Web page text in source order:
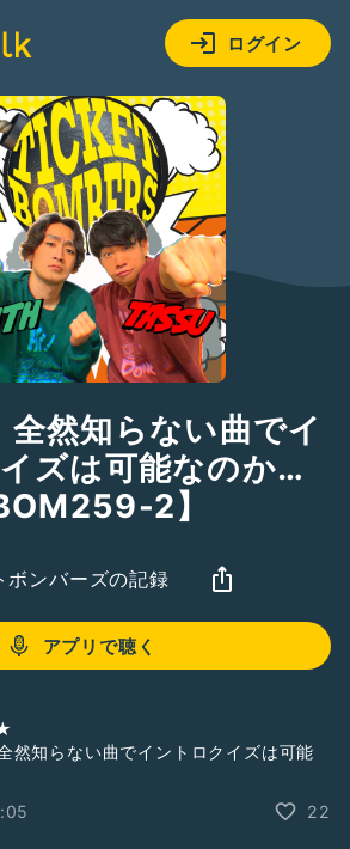
ログイン
全然知らない曲でイ
ズは可能なのか…
2】
ボンバーズの記録
アプリで聴く
然知らない曲でイントロクイズは可能
22